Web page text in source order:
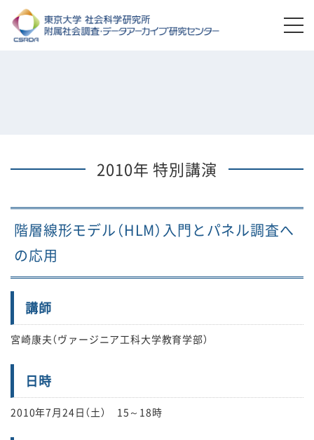
2010年 特別講演
階層線形モデル（HLM）入門とパネル調査へ
の応用
講師
宮崎康夫（ヴァージニア工科大学教育学部）
日時
2010年7月24日（土） 15～18時